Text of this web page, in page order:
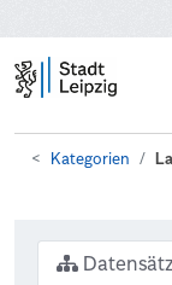
Kategorien